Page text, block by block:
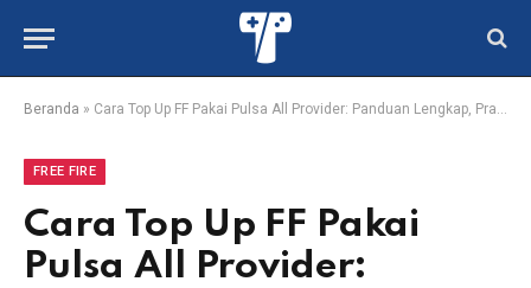
Beranda » Cara Top Up FF Pakai Pulsa All Provider: Panduan Lengkap, Praktis, dan Aman
FREE FIRE
Cara Top Up FF Pakai
Pulsa All Provider: